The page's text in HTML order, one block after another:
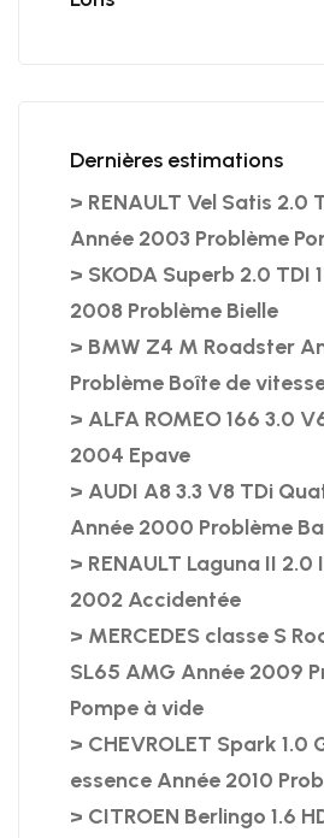
Dernières estimations
> RENAULT Vel Satis 2.0
Année 2003 Problème
> SKODA Superb 2.0 TDI
2008 Problème Bielle
> BMW Z4 M Roadster
Problème Boîte de
> ALFA ROMEO 166 3.0
2004 Epave
> AUDI A8 3.3 V8 TDi
Année 2000 Problème
> RENAULT Laguna II 2.0
2002 Accidentée
> MERCEDES classe S
SL65 AMG Année 2009
Pompe à vide
> CHEVROLET Spark 1.0
essence Année 2010
> CITROEN Berlingo 1.6